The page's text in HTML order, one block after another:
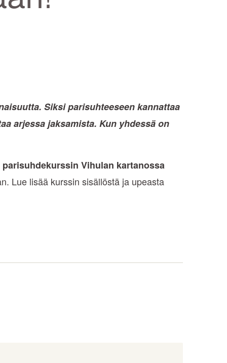
Siksi parisuhteeseen kannattaa
arjessa jaksamista. Kun yhdessä on
parisuhdekurssin Vihulan kartanossa
Lue lisää kurssin sisällöstä ja upeasta